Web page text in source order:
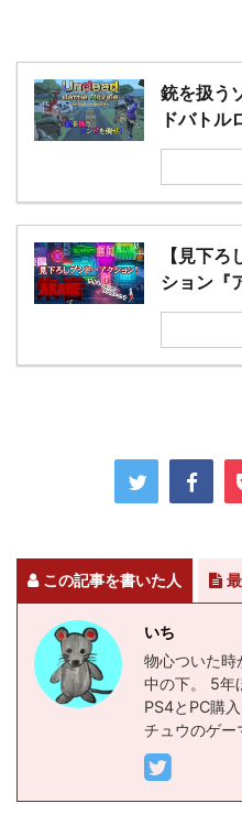
銃を扱う
ドバトル
【見下
ション『
この記事を書いた人
いち
物心ついた時
中の下。 5年
PS4とPC購
チュウのゲー